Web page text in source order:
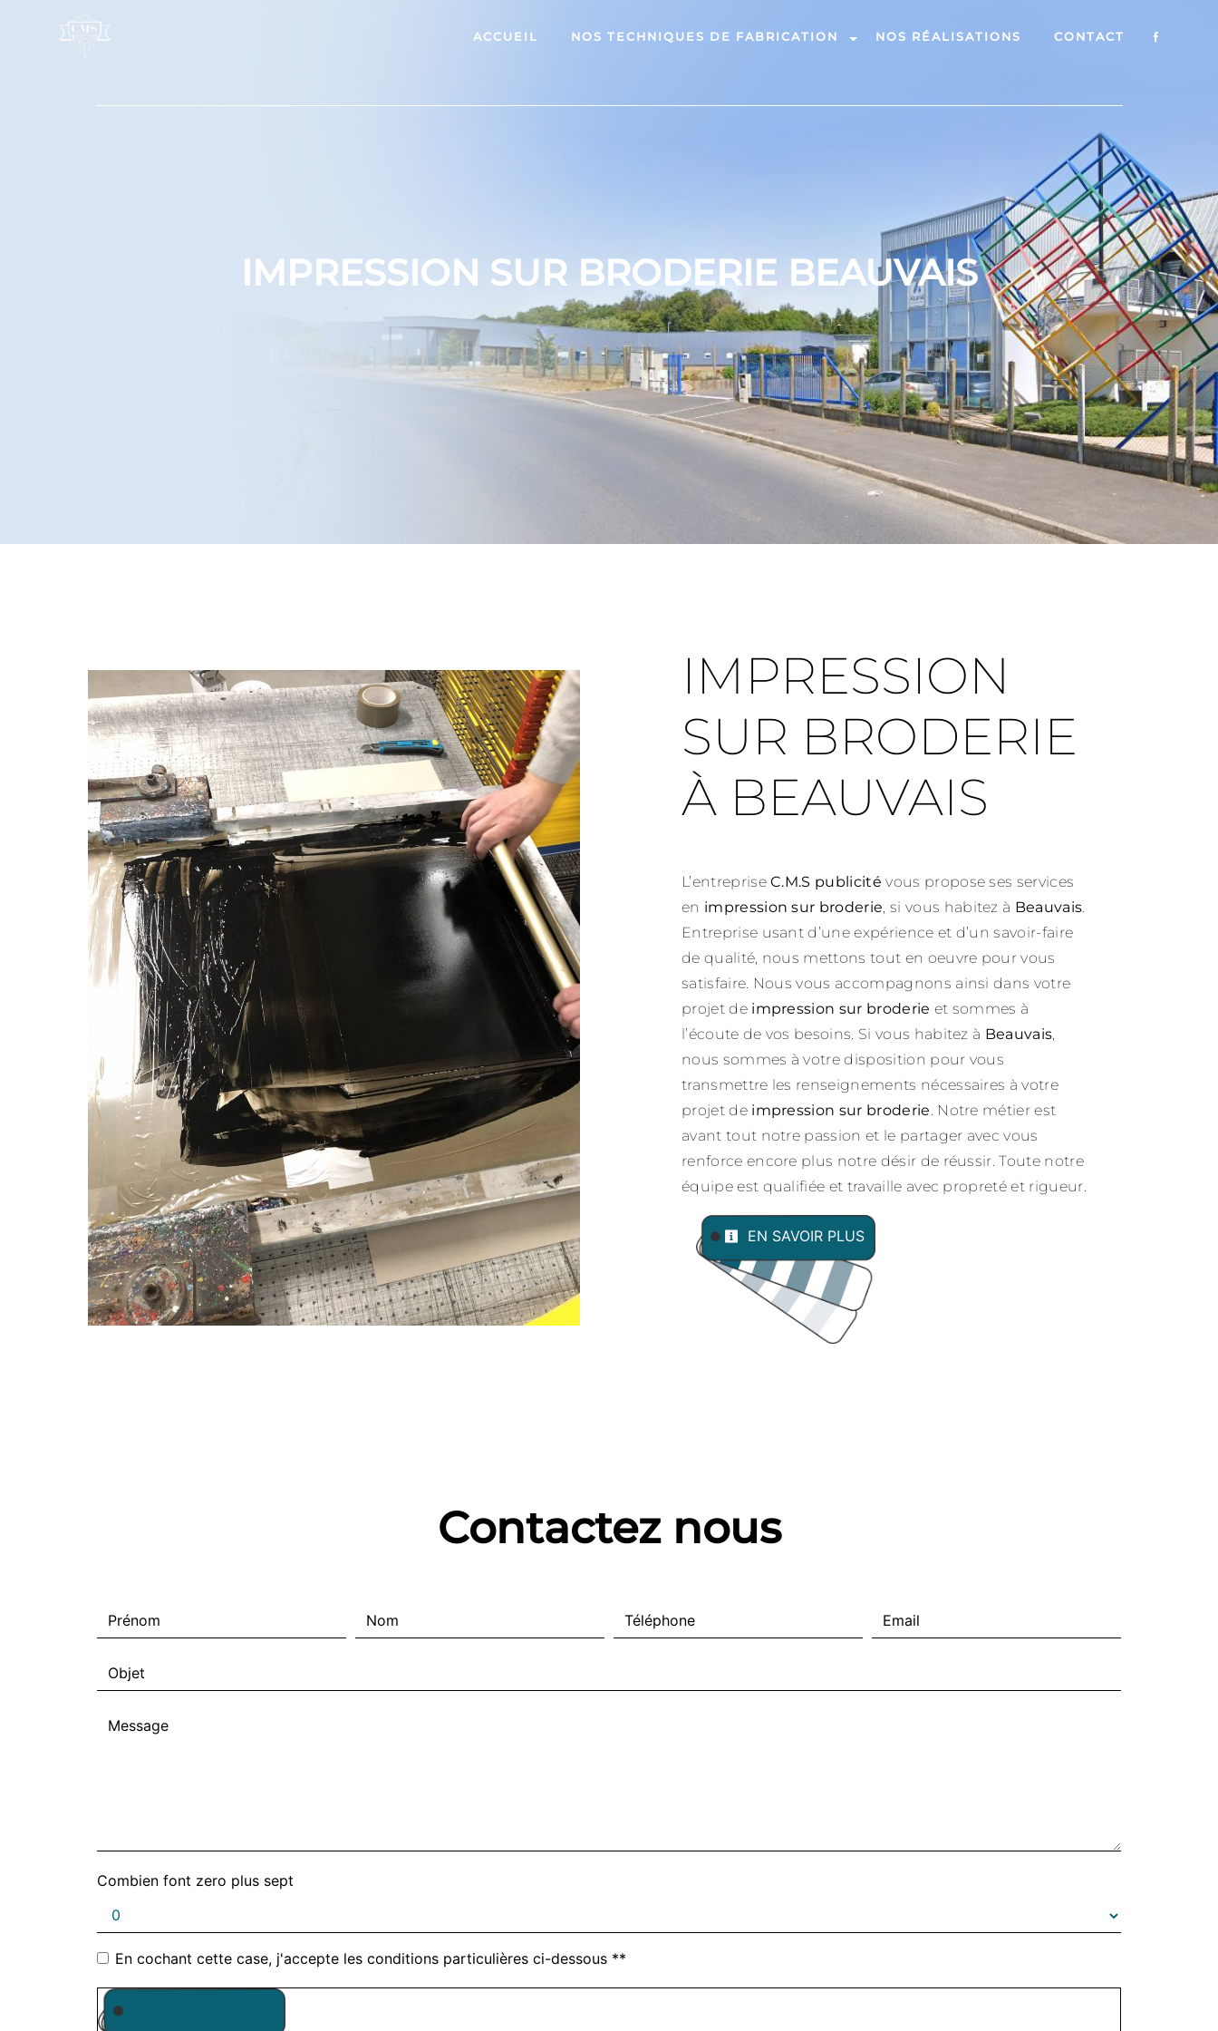
ACCUEIL NOS TECHNIQUES DE FABRICATION NOS RÉALISATIONS CONTACT
IMPRESSION SUR BRODERIE BEAUVAIS
IMPRESSION
SUR BRODERIE
À BEAUVAIS
L’entrepriseC.M.S publicité vous propose ses services
en impression sur broderie, si vous habitez à Beauvais.
Entreprise usant d’une expérience et d’un savoir-faire
de qualité, nous mettons tout en oeuvre pour vous
satisfaire. Nous vous accompagnons ainsi dans votre
projet de impression sur broderie et sommes à
l’écoute de vos besoins. Si vous habitez à Beauvais,
nous sommes à votre disposition pour vous
transmettre les renseignements nécessaires à votre
projet de impression sur broderie. Notre métier est
avant tout notre passion et le partager avec vous
renforce encore plus notre désir de réussir. Toute notre
équipe est qualifiée et travaille avec propreté et rigueur.
EN SAVOIR PLUS
Contactez nous
Combien font zero plus sept
En cochant cette case, j'accepte les conditions particulières ci-dessous **